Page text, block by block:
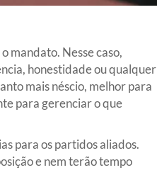
mandato. Nesse caso,
honestidade ou qualquer
mais néscio, melhor para
para gerenciar o que
para os partidos aliados.
e nem terão tempo